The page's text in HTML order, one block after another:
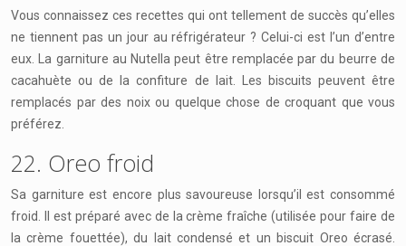
Vous connaissez ces recettes qui ont tellement de succès qu’elles
ne tiennent pas un jour au réfrigérateur ? Celui-ci est l’un d’entre
eux. La garniture au Nutella peut être remplacée par du beurre de
cacahuète ou de la confiture de lait. Les biscuits peuvent être
remplacés par des noix ou quelque chose de croquant que vous
préférez.
22. Oreo froid
Sa garniture est encore plus savoureuse lorsqu’il est consommé
froid. Il est préparé avec de la crème fraîche (utilisée pour faire de
la crème fouettée), du lait condensé et un biscuit Oreo écrasé.